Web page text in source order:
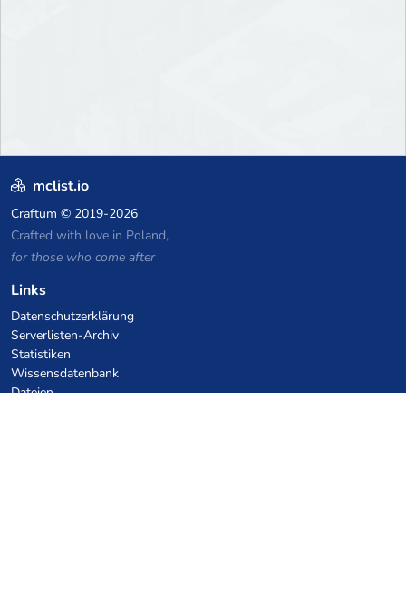
mclist.io
Craftum © 2019-2026
Crafted with love in Poland,
for those who come after
Links
Datenschutzerklärung
Serverlisten-Archiv
Statistiken
Wissensdatenbank
Dateien